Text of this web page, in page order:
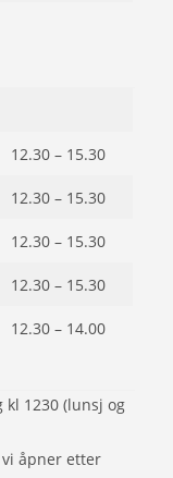
12.30 – 15.30
12.30 – 15.30
12.30 – 15.30
12.30 – 15.30
12.30 – 14.00
kl 1230 (lunsj og
åpner etter